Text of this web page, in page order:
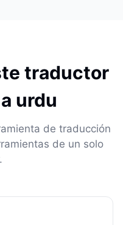
traductor
urdu
de traducción
de un solo